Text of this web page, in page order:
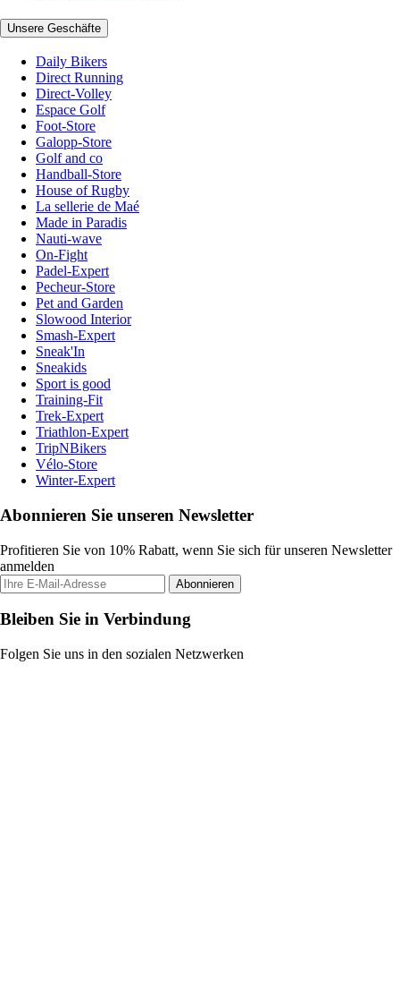
Unsere Geschäfte
Daily Bikers
Direct Running
Direct-Volley
Espace Golf
Foot-Store
Galopp-Store
Golf and co
Handball-Store
House of Rugby
La sellerie de Maé
Made in Paradis
Nauti-wave
On-Fight
Padel-Expert
Pecheur-Store
Pet and Garden
Slowood Interior
Smash-Expert
Sneak'In
Sneakids
Sport is good
Training-Fit
Trek-Expert
Triathlon-Expert
TripNBikers
Vélo-Store
Winter-Expert
Abonnieren Sie unseren Newsletter
Profitieren Sie von 10% Rabatt, wenn Sie sich für unseren Newsletter
anmelden
Abonnieren
Bleiben Sie in Verbindung
Folgen Sie uns in den sozialen Netzwerken